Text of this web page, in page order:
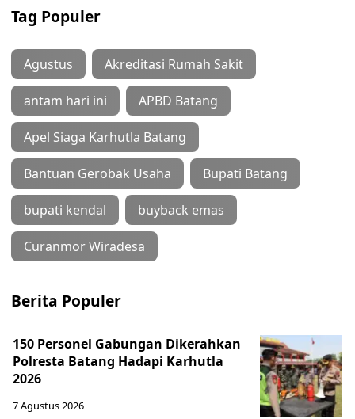
Tag Populer
Agustus Akreditasi Rumah Sakit
antam hari ini APBD Batang
Apel Siaga Karhutla Batang
Bantuan Gerobak Usaha Bupati Batang
bupati kendal buyback emas
Curanmor Wiradesa
Berita Populer
150 Personel Gabungan Dikerahkan
Polresta Batang Hadapi Karhutla
2026
7 Agustus 2026